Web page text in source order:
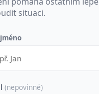
situaci.
(nepovinné)